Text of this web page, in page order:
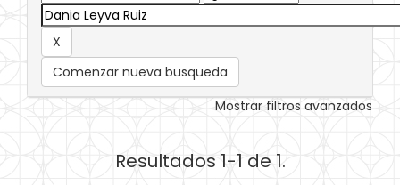
Comenzar nueva busqueda
Mostrar filtros avanzados
Resultados 1-1 de 1.